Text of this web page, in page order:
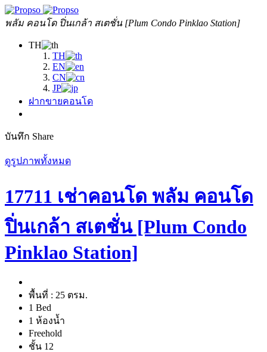
พลัม คอนโด ปิ่นเกล้า สเตชั่น [Plum Condo Pinklao Station]
TH
TH
EN
CN
JP
ฝากขายคอนโด
บันทึก Share
ดูรูปภาพทั้งหมด
17711 เช่าคอนโด พลัม คอนโด
ปิ่นเกล้า สเตชั่น [Plum Condo
Pinklao Station]
พื้นที่ : 25 ตรม.
1 Bed
1 ห้องน้ำ
Freehold
ชั้น 12